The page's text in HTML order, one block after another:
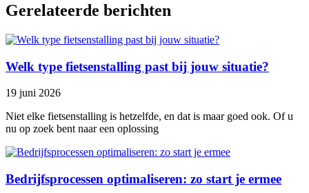
Gerelateerde berichten
Welk type fietsenstalling past bij jouw situatie?
19 juni 2026
Niet elke fietsenstalling is hetzelfde, en dat is maar goed ook. Of u
nu op zoek bent naar een oplossing
Bedrijfsprocessen optimaliseren: zo start je ermee